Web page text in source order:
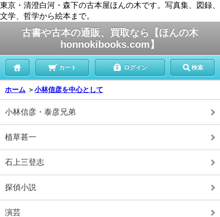
東京・清澄白河・森下の古本屋ほんの木です。写真集、図録、
文学、哲学から絵本まで。
古書や古本の通販、買取なら【ほんの木
honnokibooks.com】
カート ログイン 検索
ホーム ＞小林信彦を中心として
小林信彦・泰彦兄弟
植草甚一
石上三登志
探偵小説
演芸